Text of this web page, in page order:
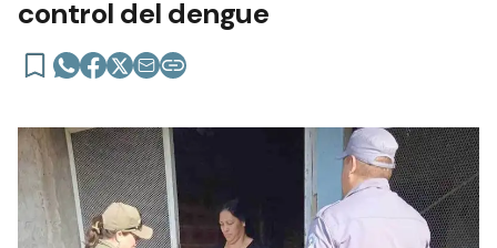
control del dengue